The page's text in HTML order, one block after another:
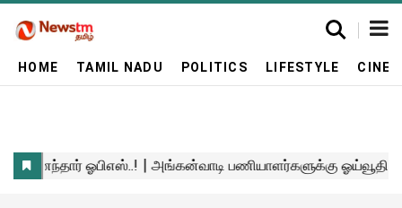
HOME TAMIL NADU POLITICS LIFESTYLE